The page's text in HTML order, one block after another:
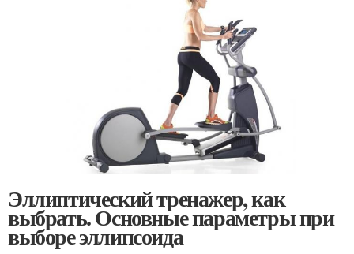
Эллиптический тренажер, как
выбрать. Основные параметры при
выборе эллипсоида